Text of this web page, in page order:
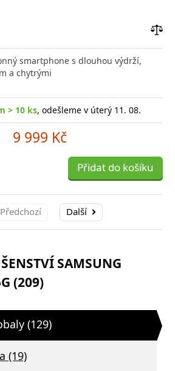
smartphone s dlouhou výdrží,
a chytrými
> 10 ks, odešleme v úterý 11. 08.
9 999 Kč
Přidat do košíku
Předchozí Další
SAMSUNG
(209)
(129)
(19)